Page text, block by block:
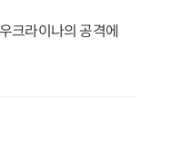
크라이나의 공격에